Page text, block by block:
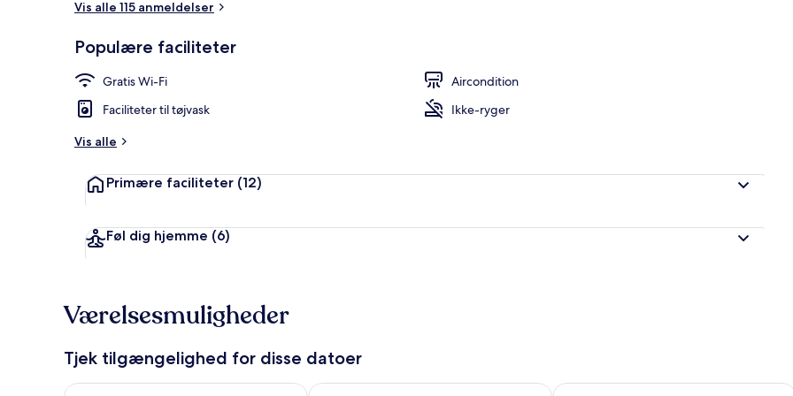
Vis alle 115 anmeldelser
Populære faciliteter
Gratis Wi-Fi
Aircondition
Faciliteter til tøjvask
Ikke-ryger
Vis alle
Primære faciliteter (12)
Føl dig hjemme (6)
Værelsesmuligheder
Tjek tilgængelighed for disse datoer
Tjek tilgængelighed for i aften aug. 7 - aug. 8Tjek tilgængelighed for i morgen aug. 8 - aug. 9Tjek tilgængelighed for denne